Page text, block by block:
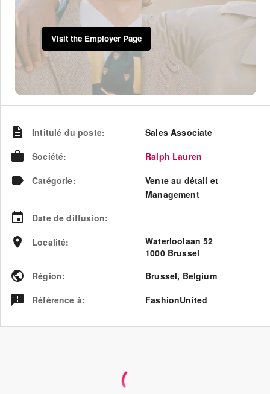
Visit the Employer Page
Intitulé du poste:
Sales Associate
Société:
Ralph Lauren
Catégorie:
Vente au détail et
Management
Date de diffusion:
Localité:
Waterloolaan 52
1000 Brussel
Région: Brussel, Belgium
Référence à: FashionUnited